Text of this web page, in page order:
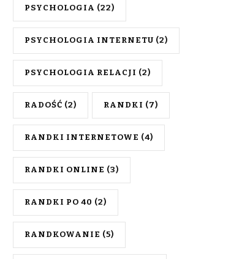
PSYCHOLOGIA (22)
PSYCHOLOGIA INTERNETU (2)
PSYCHOLOGIA RELACJI (2)
RADOŚĆ (2) RANDKI (7)
RANDKI INTERNETOWE (4)
RANDKI ONLINE (3)
RANDKI PO 40 (2)
RANDKOWANIE (5)